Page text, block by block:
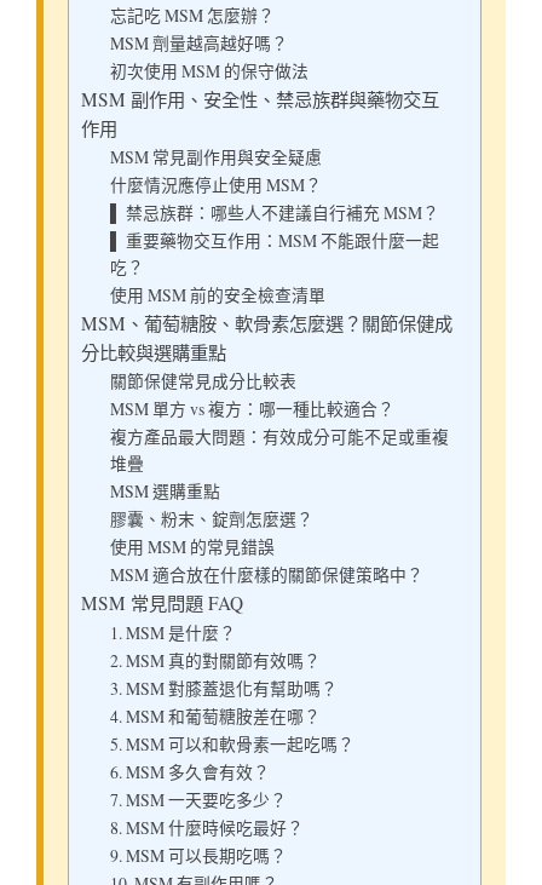
忘記吃 MSM 怎麼辦？
MSM 劑量越高越好嗎？
初次使用 MSM 的保守做法
MSM 副作用、安全性、禁忌族群與藥物交互
作用
MSM 常見副作用與安全疑慮
什麼情況應停止使用 MSM？
▌ 禁忌族群：哪些人不建議自行補充 MSM？
▌ 重要藥物交互作用：MSM 不能跟什麼一起
吃？
使用 MSM 前的安全檢查清單
MSM、葡萄糖胺、軟骨素怎麼選？關節保健成
分比較與選購重點
關節保健常見成分比較表
MSM 單方 vs 複方：哪一種比較適合？
複方產品最大問題：有效成分可能不足或重複
堆疊
MSM 選購重點
膠囊、粉末、錠劑怎麼選？
使用 MSM 的常見錯誤
MSM 適合放在什麼樣的關節保健策略中？
MSM 常見問題 FAQ
1. MSM 是什麼？
2. MSM 真的對關節有效嗎？
3. MSM 對膝蓋退化有幫助嗎？
4. MSM 和葡萄糖胺差在哪？
5. MSM 可以和軟骨素一起吃嗎？
6. MSM 多久會有效？
7. MSM 一天要吃多少？
8. MSM 什麼時候吃最好？
9. MSM 可以長期吃嗎？